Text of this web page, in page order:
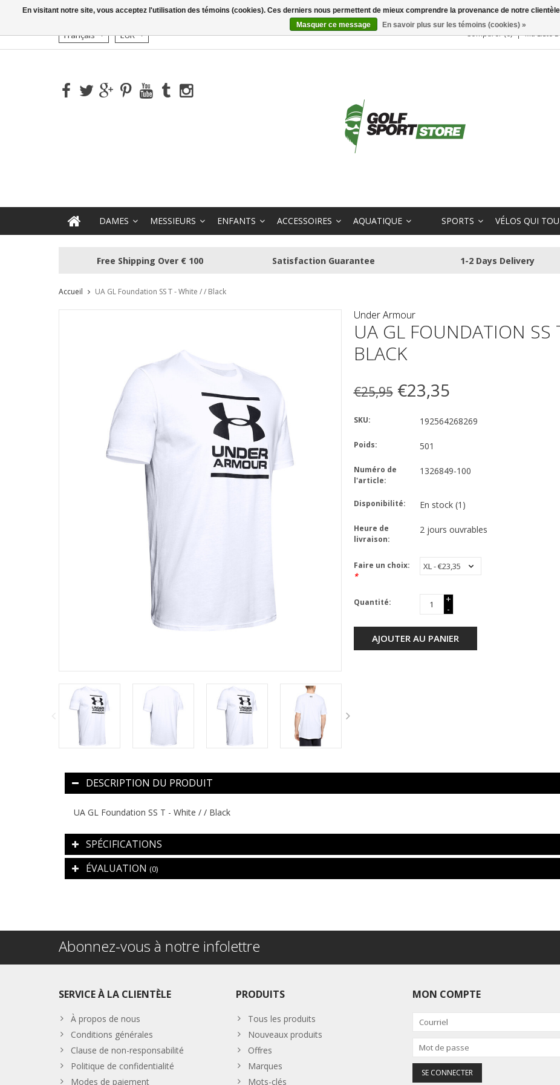
Français EUR Comparer (0) Ma Liste
DAMES MESSIEURS ENFANTS ACCESSOIRES AQUATIQUE SPORTS VÉLOS QUI
Free Shipping Over € 100 Satisfaction Guarantee 1-2 Days Delivery
Accueil UA GL Foundation SS T - White / / Black
Under Armour
UA GL FOUNDATION SS
BLACK
€25,95 €23,35
SKU: 192564268269
Poids: 501
Numéro de
l'article:
1326849-100
Disponibilité: En stock (1)
Heure de
livraison:
2 jours ouvrables
Faire un choix:
*
Quantité:
+
-
AJOUTER AU PANIER
DESCRIPTION DU PRODUIT
UA GL Foundation SS T - White / / Black
SPÉCIFICATIONS
ÉVALUATION (0)
Abonnez-vous à notre infolettre
SERVICE À LA CLIENTÈLE
À propos de nous
Conditions générales
Clause de non-responsabilité
Politique de confidentialité
Modes de paiement
PRODUITS
Tous les produits
Nouveaux produits
Offres
Marques
Mots-clés
MON COMPTE
En visitant notre site, vous acceptez l'utilisation des témoins (cookies). Ces derniers nous permettent de mieux comprendre la provenance de notre
Masquer ce message
En savoir plus sur les témoins (cookies) »